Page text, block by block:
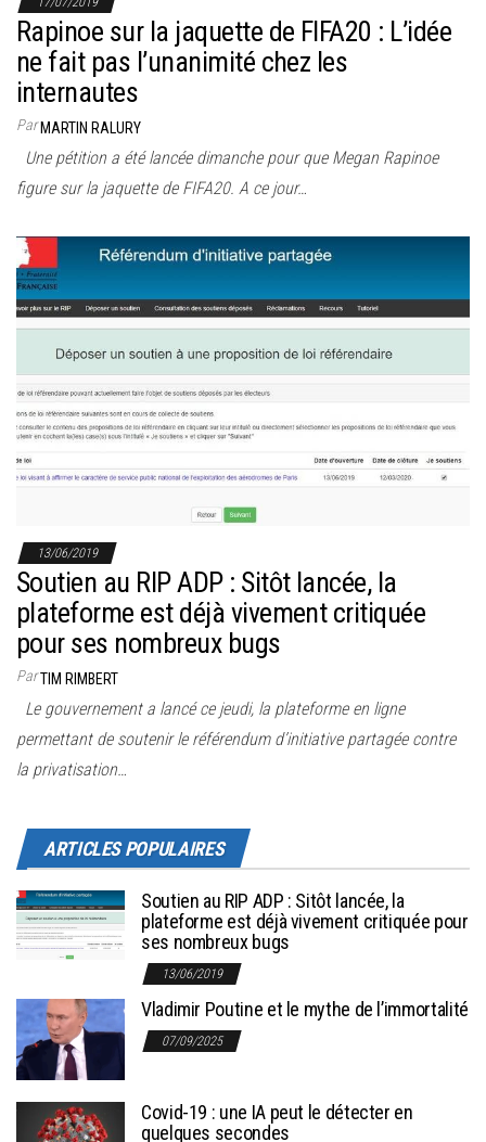
Rapinoe sur la jaquette de FIFA20 : L’idée
ne fait pas l’unanimité chez les
internautes
ParMARTIN RALURY
Une pétition a été lancée dimanche pour que Megan Rapinoe
figure sur la jaquette de FIFA20. A ce jour…
13/06/2019
Soutien au RIP ADP : Sitôt lancée, la
plateforme est déjà vivement critiquée
pour ses nombreux bugs
ParTIM RIMBERT
Le gouvernement a lancé ce jeudi, la plateforme en ligne
permettant de soutenir le référendum d’initiative partagée contre
la privatisation…
ARTICLES POPULAIRES
Soutien au RIP ADP : Sitôt lancée, la
plateforme est déjà vivement critiquée pour
ses nombreux bugs
13/06/2019
Vladimir Poutine et le mythe de l’immortalité
07/09/2025
Covid-19 : une IA peut le détecter en
quelques secondes